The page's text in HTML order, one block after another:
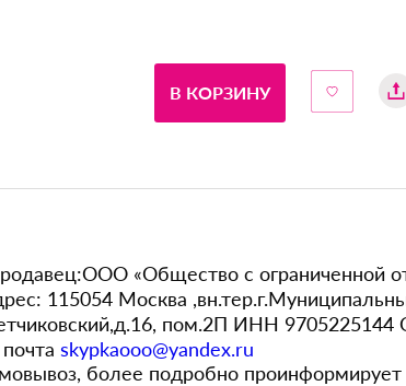
В КОРЗИНУ
«Общество с ограниченной
115054 Москва
пом.2П ИНН
skypkaooo@yandex.ru
более подробно